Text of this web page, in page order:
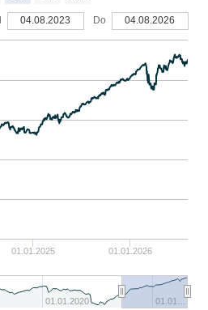
01.01.2025 01.01.2026
01.01.2020 01.01…
04.08.2023 Do 04.08.2026